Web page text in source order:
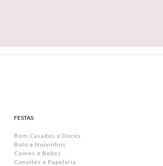
FESTAS
Bem Casados e Doces
Bolo e Noivinhos
Comes e Bebes
Convites e Papelaria